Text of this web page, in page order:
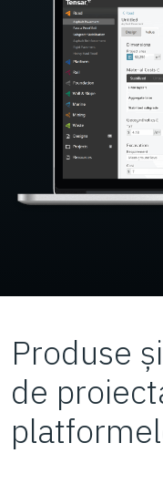
Produse
de